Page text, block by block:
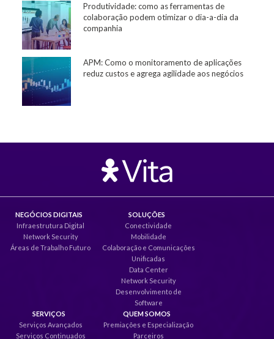
Produtividade: como as ferramentas de
colaboração podem otimizar o dia-a-dia da
companhia
APM: Como o monitoramento de aplicações
reduz custos e agrega agilidade aos negócios
NEGÓCIOS DIGITAIS
Infraestrutura Digital
Network Security
Áreas de Trabalho Futuro
SOLUÇÕES
Conectividade
Mobilidade
Colaboração e Comunicações
Unificadas
Data Center
Network Security
Desenvolvimento de
Software
SERVIÇOS
Serviços Avançados
Serviços Continuados
QUEM SOMOS
Premiações e Especialização
Parceiros